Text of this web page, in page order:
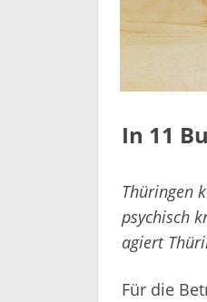
In 11
Thüringen
psychisch
agiert
Für die